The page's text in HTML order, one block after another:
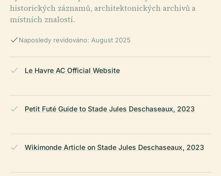
historických záznamů, architektonických archivů a
místních znalostí.
Naposledy revidováno: August 2025
Le Havre AC Official Website
Petit Futé Guide to Stade Jules Deschaseaux, 2023
Wikimonde Article on Stade Jules Deschaseaux, 2023